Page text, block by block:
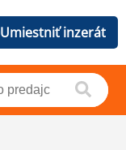
Umiestniť inzerát